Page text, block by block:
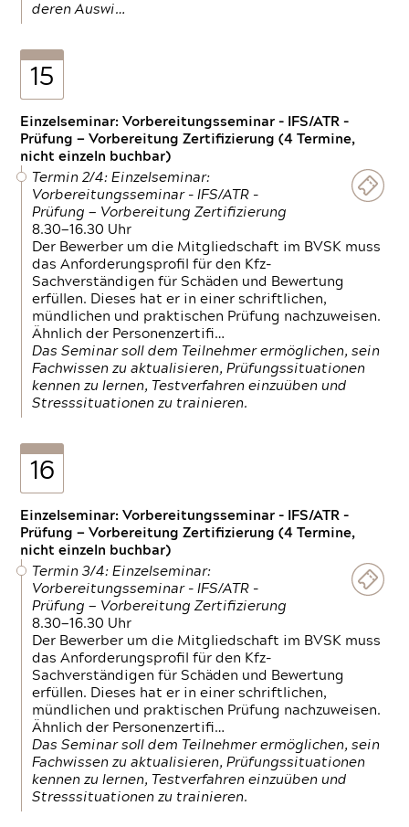
deren Auswi…
15
Einzelseminar: Vorbereitungsseminar - IFS/ATR -
Prüfung — Vorbereitung Zertifizierung (4 Termine,
nicht einzeln buchbar)
Termin 2/4: Einzelseminar:
Vorbereitungsseminar - IFS/ATR -
Prüfung — Vorbereitung Zertifizierung
8.30—16.30 Uhr
Der Bewerber um die Mitgliedschaft im BVSK muss
das Anforderungsprofil für den Kfz-
Sachverständigen für Schäden und Bewertung
erfüllen. Dieses hat er in einer schriftlichen,
mündlichen und praktischen Prüfung nachzuweisen.
Ähnlich der Personenzertifi…
Das Seminar soll dem Teilnehmer ermöglichen, sein
Fachwissen zu aktualisieren, Prüfungssituationen
kennen zu lernen, Testverfahren einzuüben und
Stresssituationen zu trainieren.
16
Einzelseminar: Vorbereitungsseminar - IFS/ATR -
Prüfung — Vorbereitung Zertifizierung (4 Termine,
nicht einzeln buchbar)
Termin 3/4: Einzelseminar:
Vorbereitungsseminar - IFS/ATR -
Prüfung — Vorbereitung Zertifizierung
8.30—16.30 Uhr
Der Bewerber um die Mitgliedschaft im BVSK muss
das Anforderungsprofil für den Kfz-
Sachverständigen für Schäden und Bewertung
erfüllen. Dieses hat er in einer schriftlichen,
mündlichen und praktischen Prüfung nachzuweisen.
Ähnlich der Personenzertifi…
Das Seminar soll dem Teilnehmer ermöglichen, sein
Fachwissen zu aktualisieren, Prüfungssituationen
kennen zu lernen, Testverfahren einzuüben und
Stresssituationen zu trainieren.